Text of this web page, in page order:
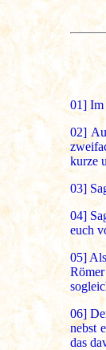
01] Im
02]
kurze
03]
04]
euch
05]
06]
nebst
das